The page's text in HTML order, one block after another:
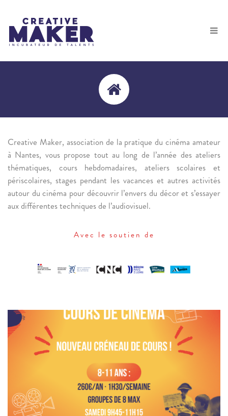
Creative Maker, association de la pratique du cinéma amateur
à Nantes, vous propose tout au long de l’année des ateliers
thématiques, cours hebdomadaires, ateliers scolaires et
périscolaires, stages pendant les vacances et autres activités
autour du cinéma pour découvrir l’envers du décor et s’essayer
aux différentes techniques de l’audiovisuel.
Avec le soutien de